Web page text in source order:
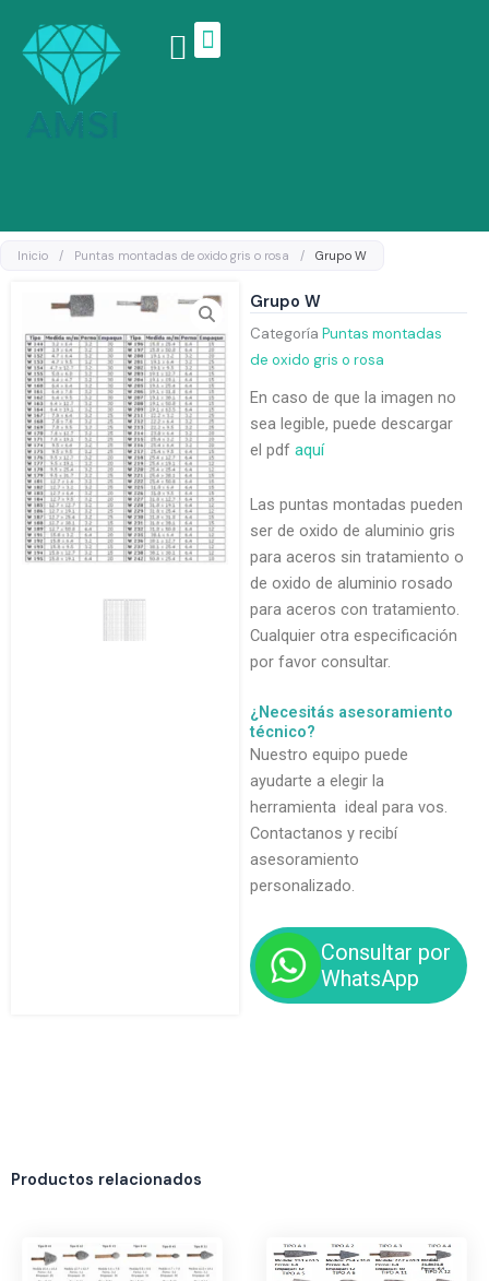
contenido
Inicio / Puntas montadas de oxido gris o rosa / Grupo W
Grupo W
Categoría Puntas montadas
de oxido gris o rosa
En caso de que la imagen no
sea legible, puede descargar
el pdf aquí
Las puntas montadas pueden
ser de oxido de aluminio gris
para aceros sin tratamiento o
de oxido de aluminio rosado
para aceros con tratamiento.
Cualquier otra especificación
por favor consultar.
¿Necesitás asesoramiento
técnico?
Nuestro equipo puede
ayudarte a elegir la
herramienta ideal para vos.
Contactanos y recibí
asesoramiento
personalizado.
Consultar por
WhatsApp
Productos relacionados